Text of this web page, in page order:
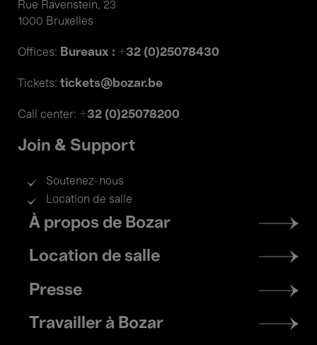
Rue Ravenstein, 23
1000 Bruxelles
Offices: Bureaux : +32 (0)25078430
Tickets: tickets@bozar.be
Call center: +32 (0)25078200
Join & Support
Soutenez-nous
Location de salle
Footer
menu
À propos de Bozar
Location de salle
Presse
Travailler à Bozar